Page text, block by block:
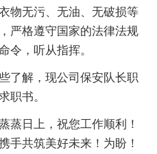
物无污、无油、无破损等
严格遵守国家的法律法规
令，听从指挥。
了解，现公司保安队长职
职书。
蒸日上，祝您工作顺利！
手共筑美好未来！为盼！